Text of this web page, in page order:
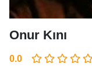
Onur Kını
0.0